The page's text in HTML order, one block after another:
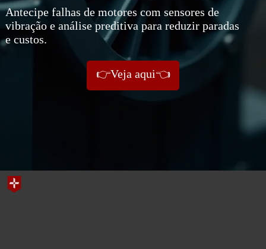
Antecipe falhas de motores com sensores de
vibração e análise preditiva para reduzir paradas
e custos.
👉Veja aqui👈